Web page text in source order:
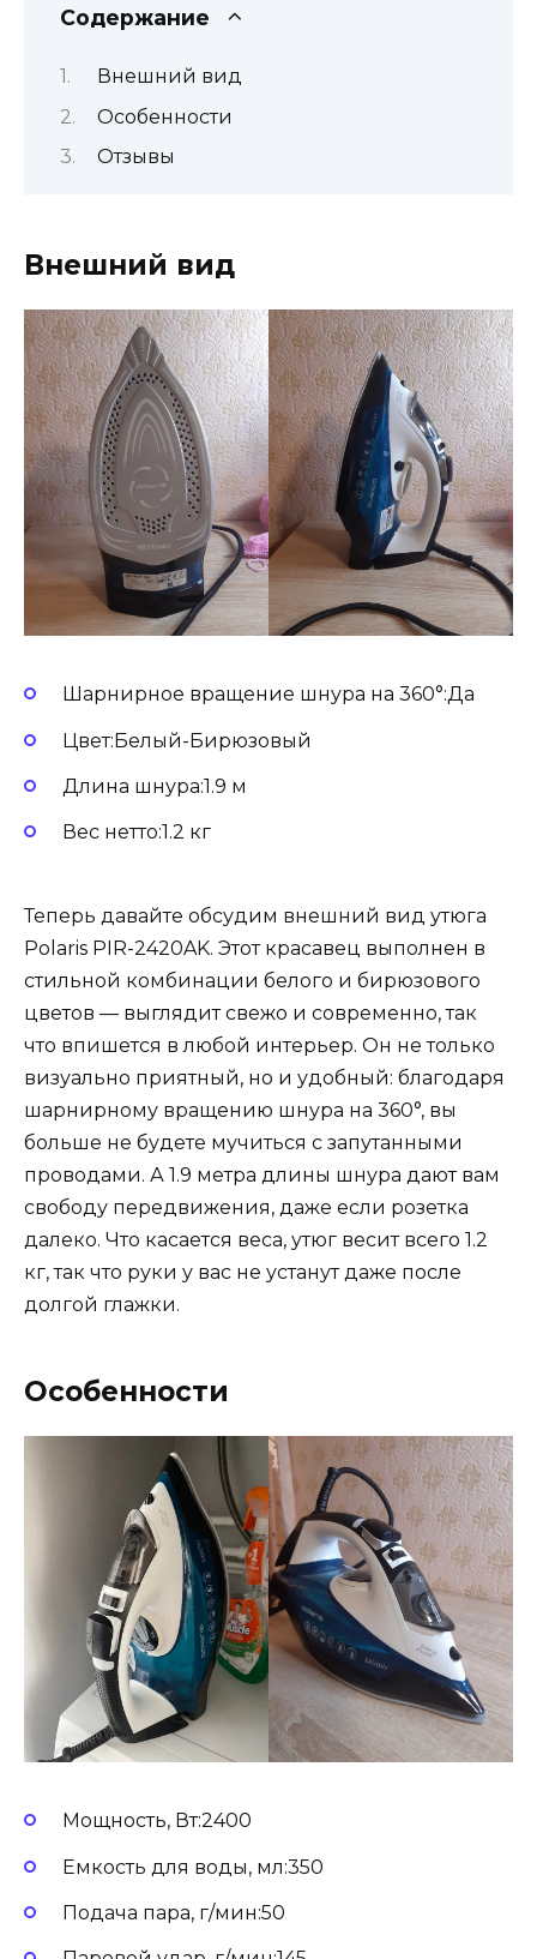
Содержание
Внешний вид
Особенности
Отзывы
Внешний вид
Шарнирное вращение шнура на 360°:Да
Цвет:Белый-Бирюзовый
Длина шнура:1.9 м
Вес нетто:1.2 кг
Теперь давайте обсудим внешний вид утюга
Polaris PIR-2420AK. Этот красавец выполнен в
стильной комбинации белого и бирюзового
цветов — выглядит свежо и современно, так
что впишется в любой интерьер. Он не только
визуально приятный, но и удобный: благодаря
шарнирному вращению шнура на 360°, вы
больше не будете мучиться с запутанными
проводами. А 1.9 метра длины шнура дают вам
свободу передвижения, даже если розетка
далеко. Что касается веса, утюг весит всего 1.2
кг, так что руки у вас не устанут даже после
долгой глажки.
Особенности
Мощность, Вт:2400
Емкость для воды, мл:350
Подача пара, г/мин:50